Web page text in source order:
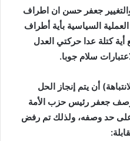
جعفر حسن ان اطراف
السياسية بأية أطراف
أية كتلة عدا حركتي العدل
سلام جوبا.
أن يتم إنجاز الحل
جعفر رئيس حزب الأمة
على حد وصفه، ولذلك تم رفض